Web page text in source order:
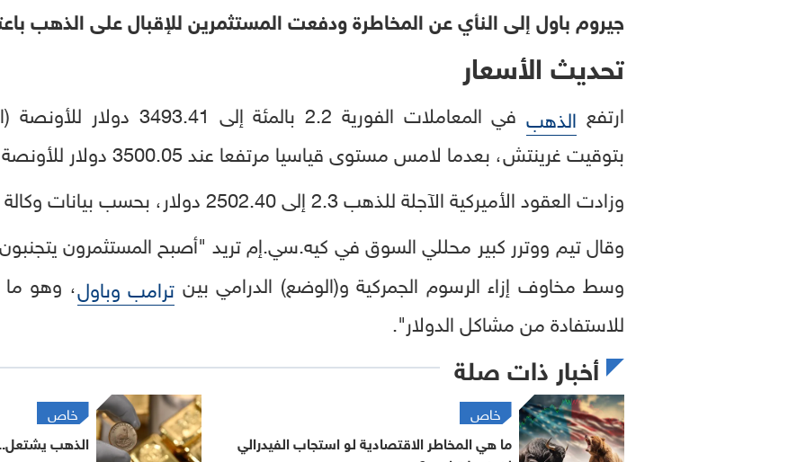
جيروم باول إلى النأي عن المخاطرة ودفعت المستثمرين للإقبال على الذهب
تحديث الأسعار
ارتفع الذهب
بتوقيت غرينتش، بعدما لامس مستوى قياسيا مرتفعا عند 3500.05 دولار للأونصة في وقت سابق من الجلسة.
وزادت العقود الأميركية الآجلة للذهب 2.3 إلى 2502.40 دولار، بحسب بيانات وكالة رويترز.
وقال تيم ووترر كبير محللي السوق في كيه.سي.إم تريد "أصبح المستثمرون يتجنبون
وسط مخاوف إزاء الرسوم الجمركية و(الوضع) الدرامي بين ترامب وباول، وهو
للاستفادة من مشاكل الدولار".
أخبار ذات صلة
خاص
ما هي المخاطر الاقتصادية لو استجاب الفيدرالي
خاص
الذهب يشتعل..